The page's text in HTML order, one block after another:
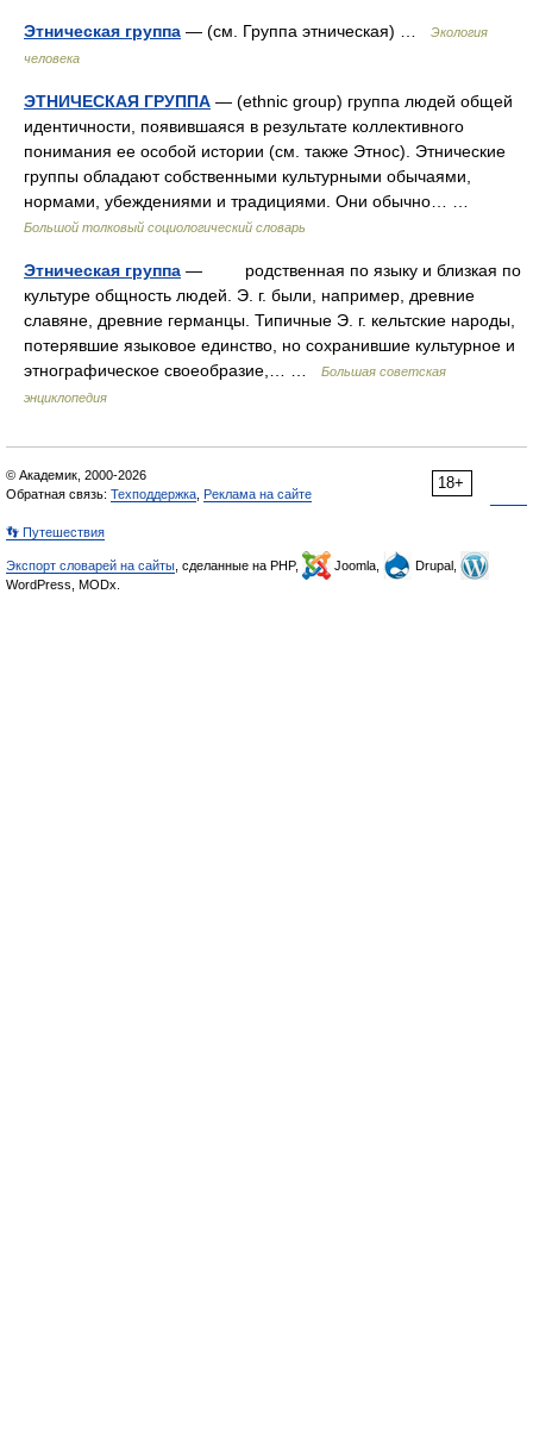
Этническая группа — (см. Группа этническая) …
Экология
человека
ЭТНИЧЕСКАЯ ГРУППА — (ethnic group) группа людей общей
идентичности, появившаяся в результате коллективного
понимания ее особой истории (см. также Этнос). Этнические
группы обладают собственными культурными обычаями,
нормами, убеждениями и традициями. Они обычно… …
Большой толковый социологический словарь
Этническая группа — родственная по языку и близкая по
культуре общность людей. Э. г. были, например, древние
славяне, древние германцы. Типичные Э. г. кельтские народы,
потерявшие языковое единство, но сохранившие культурное и
этнографическое своеобразие,… …
Большая советская
энциклопедия
18+
© Академик, 2000-2026
Обратная связь: Техподдержка Реклама на сайте
👣 Путешествия
Экспорт словарей на сайты , сделанные на PHP, Joomla,
Drupal,
WordPress, MODx.